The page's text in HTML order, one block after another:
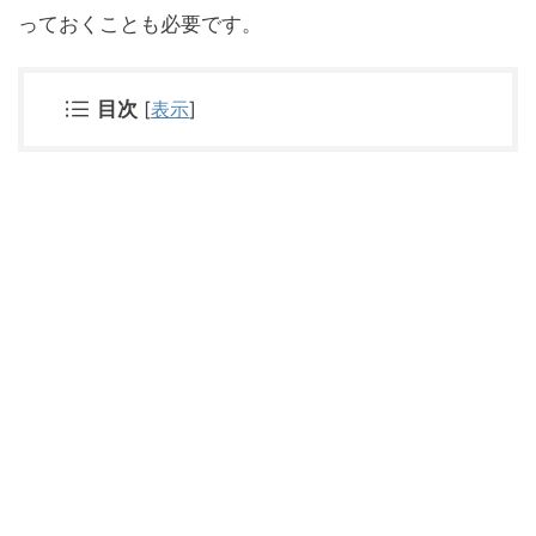
っておくことも必要です。
目次 [表示]